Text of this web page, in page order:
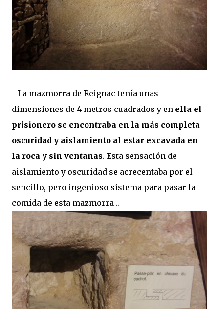
La mazmorra de Reignac tenía unas
dimensiones de 4 metros cuadrados y en ella el
prisionero se encontraba en la más completa
oscuridad y aislamiento al estar excavada en
la roca y sin ventanas. Esta sensación de
aislamiento y oscuridad se acrecentaba por el
sencillo, pero ingenioso sistema para pasar la
comida de esta mazmorra ..